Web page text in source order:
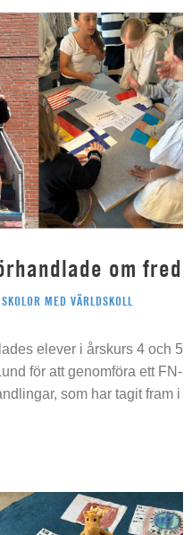
om fred
MED VÄRLDSKOLL
elever i årskurs 4 och 5
för att genomföra ett FN-
som har tagit fram i